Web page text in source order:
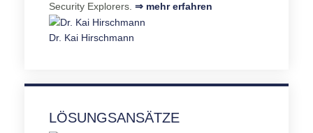
Security Explorers. ⇒ mehr erfahren
Dr. Kai Hirschmann
LÖSUNGSANSÄTZE